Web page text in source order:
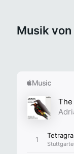
Musik von